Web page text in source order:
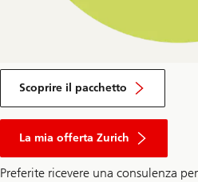
Scoprire il pacchetto
La mia offerta Zurich
Preferite ricevere una consulenza